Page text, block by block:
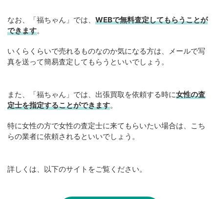
なお、「福ちゃん」では、 WEBで無料査定してもらうことが
できます。
いくらくらいで売れるものなのか気になる方は、メールで写
真を送って簡易査定してもらうといいでしょう。
また、「福ちゃん」では、出張買取を依頼する時に女性の査
定士を指定することができます。
特に女性の方で女性の査定士に来てもらいたい場合は、こち
らの業者に依頼されるといいでしょう。
詳しくは、以下のサイトをご覧ください。